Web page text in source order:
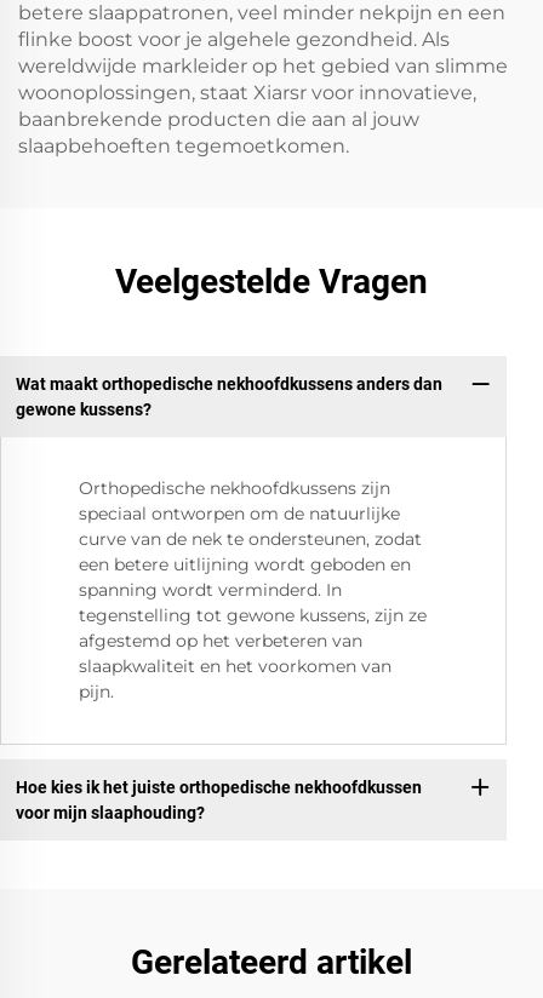
betere slaappatronen, veel minder nekpijn en een
flinke boost voor je algehele gezondheid. Als
wereldwijde markleider op het gebied van slimme
woonoplossingen, staat Xiarsr voor innovatieve,
baanbrekende producten die aan al jouw
slaapbehoeften tegemoetkomen.
Veelgestelde Vragen
Wat maakt orthopedische nekhoofdkussens anders dan
gewone kussens?
Orthopedische nekhoofdkussens zijn
speciaal ontworpen om de natuurlijke
curve van de nek te ondersteunen, zodat
een betere uitlijning wordt geboden en
spanning wordt verminderd. In
tegenstelling tot gewone kussens, zijn ze
afgestemd op het verbeteren van
slaapkwaliteit en het voorkomen van
pijn.
Hoe kies ik het juiste orthopedische nekhoofdkussen
voor mijn slaaphouding?
Gerelateerd artikel